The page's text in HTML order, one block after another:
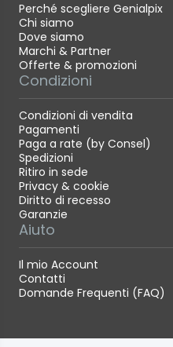
Perché scegliere Genialpix
Chi siamo
Dove siamo
Marchi & Partner
Offerte & promozioni
Condizioni
Condizioni di vendita
Pagamenti
Paga a rate (by Consel)
Spedizioni
Ritiro in sede
Privacy & cookie
Diritto di recesso
Garanzie
Aiuto
Il mio Account
Contatti
Domande Frequenti (FAQ)